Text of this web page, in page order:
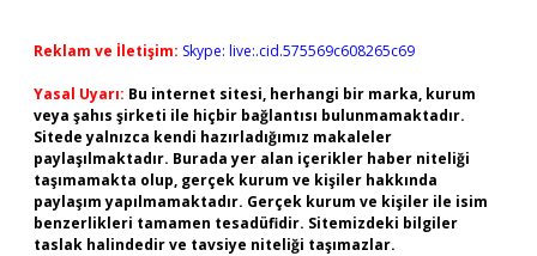
Reklam ve İletişim: Skype: live:.cid.575569c608265c69
Yasal Uyarı: Bu internet sitesi, herhangi bir marka, kurum
veya şahıs şirketi ile hiçbir bağlantısı bulunmamaktadır.
Sitede yalnızca kendi hazırladığımız makaleler
paylaşılmaktadır. Burada yer alan içerikler haber niteliği
taşımamakta olup, gerçek kurum ve kişiler hakkında
paylaşım yapılmamaktadır. Gerçek kurum ve kişiler ile isim
benzerlikleri tamamen tesadüfidir. Sitemizdeki bilgiler
taslak halindedir ve tavsiye niteliği taşımazlar.